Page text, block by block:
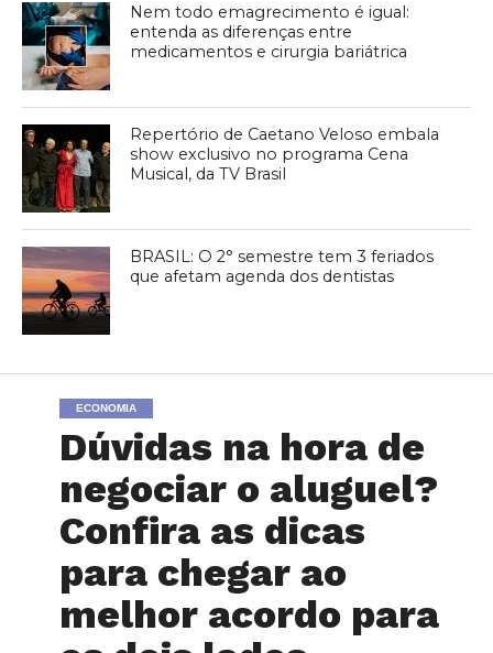
Nem todo emagrecimento é igual:
entenda as diferenças entre
medicamentos e cirurgia bariátrica
Repertório de Caetano Veloso embala
show exclusivo no programa Cena
Musical, da TV Brasil
BRASIL: O 2° semestre tem 3 feriados
que afetam agenda dos dentistas
ECONOMIA
Dúvidas na hora de
negociar o aluguel?
Confira as dicas
para chegar ao
melhor acordo para